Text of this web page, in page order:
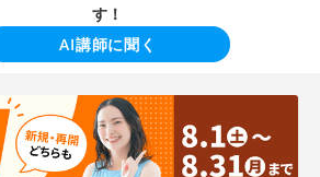
す！
AI講師に聞く